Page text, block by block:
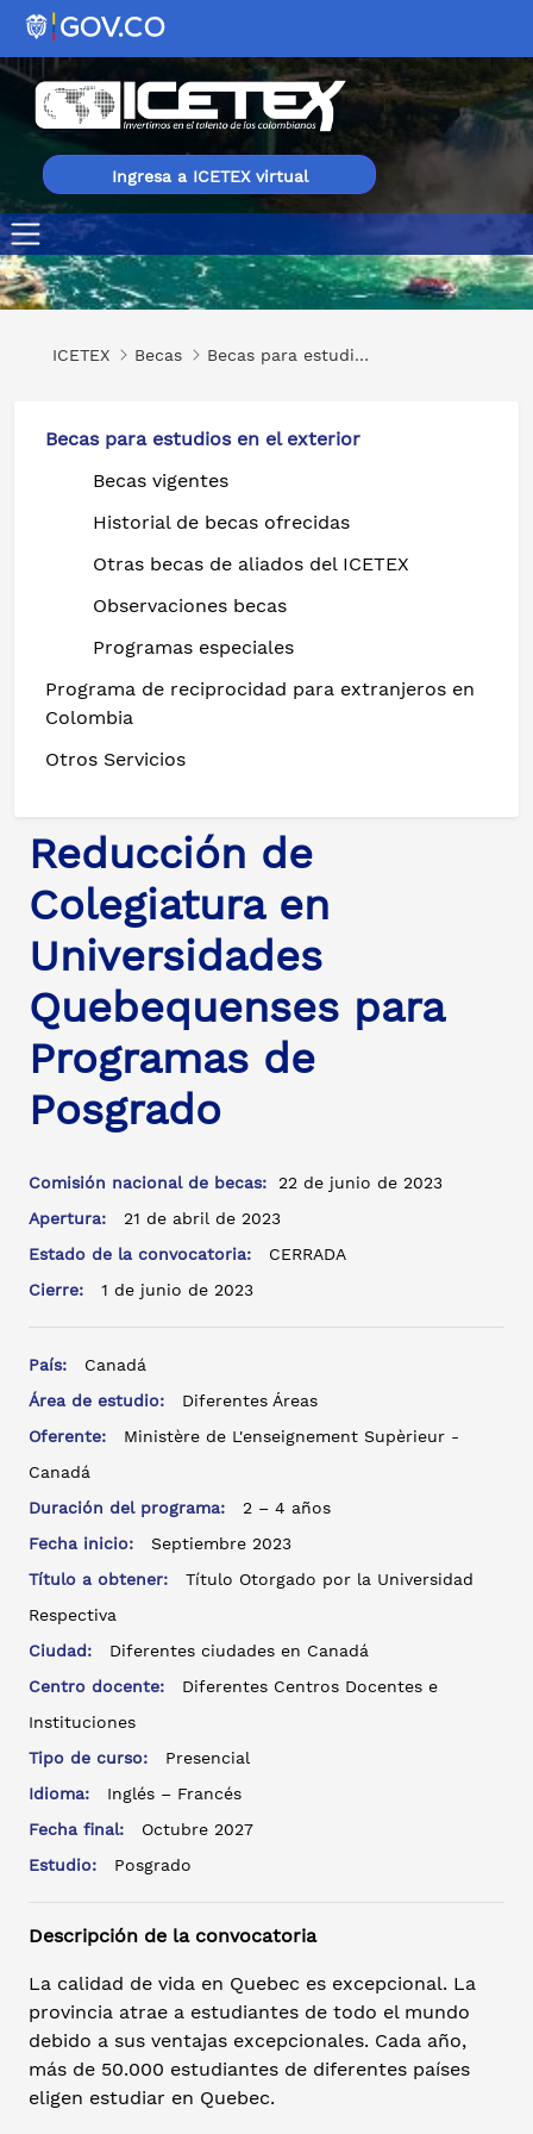
Ingresa a ICETEX virtual
Reducción de Colegiatura en Universidades
ICETEX Becas Becas para estudios en el exterior
Becas para estudios en el exterior
Becas vigentes
Historial de becas ofrecidas
Otras becas de aliados del ICETEX
Observaciones becas
Programas especiales
Programa de reciprocidad para extranjeros en
Colombia
Otros Servicios
Reducción de
Colegiatura en
Universidades
Quebequenses para
Programas de
Posgrado
Comisión nacional de becas: 22 de junio de 2023
Apertura:
21 de abril de 2023
Estado de la convocatoria:
CERRADA
Cierre:
1 de junio de 2023
País:
Canadá
Área de estudio:
Diferentes Áreas
Oferente:
Ministère de L'enseignement Supèrieur -
Canadá
Duración del programa:
2 – 4 años
Fecha inicio:
Septiembre 2023
Título a obtener:
Título Otorgado por la Universidad
Respectiva
Ciudad:
Diferentes ciudades en Canadá
Centro docente:
Diferentes Centros Docentes e
Instituciones
Tipo de curso:
Presencial
Idioma:
Inglés – Francés
Fecha final:
Octubre 2027
Estudio:
Posgrado
Descripción de la convocatoria
La calidad de vida en Quebec es excepcional. La
provincia atrae a estudiantes de todo el mundo
debido a sus ventajas excepcionales. Cada año,
más de 50.000 estudiantes de diferentes países
eligen estudiar en Quebec.